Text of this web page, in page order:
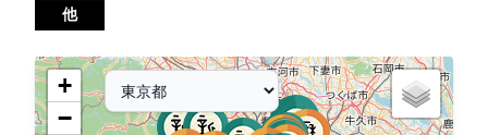
他
+
−